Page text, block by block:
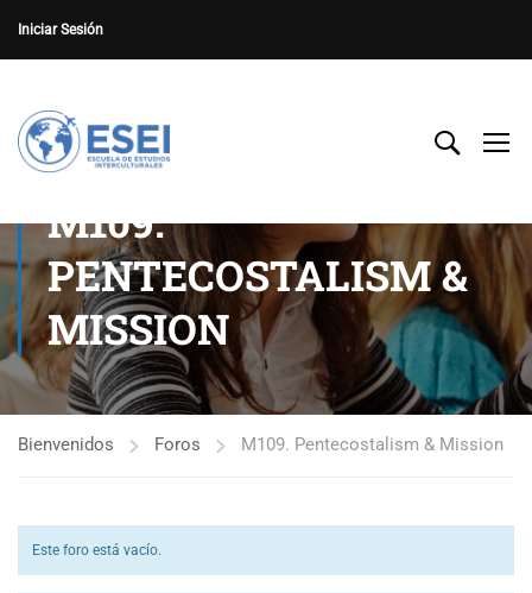
Iniciar Sesión
M109.
PENTECOSTALISM &
MISSION
Bienvenidos Foros M109. Pentecostalism & Mission
Este foro está vacío.